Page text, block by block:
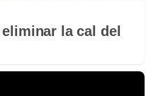
la cal del